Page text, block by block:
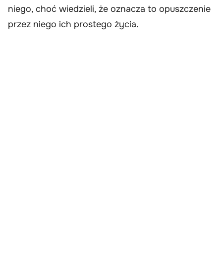
niego, choć wiedzieli, że oznacza to opuszczenie
przez niego ich prostego życia.